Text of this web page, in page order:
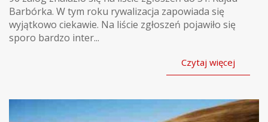
Barbórka. W tym roku rywalizacja zapowiada się
wyjątkowo ciekawie. Na liście zgłoszeń pojawiło się
sporo bardzo inter...
Czytaj więcej